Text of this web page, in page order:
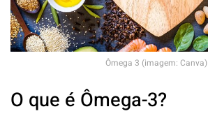
Ômega 3 (imagem: Canva)
O que é Ômega-3?